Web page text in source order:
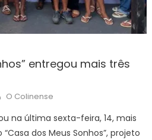
entregou mais três
Author
O Colinense
na última sexta-feira, 14, mais
dos Meus Sonhos”, projeto